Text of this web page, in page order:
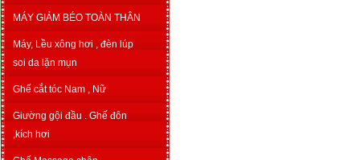
MÁY GIẢM BÉO TOÀN THÂN
Máy, Lều xông hơi , đèn lúp
soi da lặn mụn
Ghế cắt tóc Nam , Nữ
Giường gội đầu . Ghế đôn
,kích hơi